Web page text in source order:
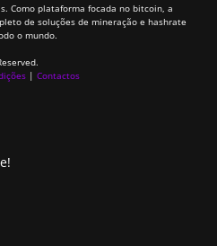
Como plataforma focada no bitcoin, a
de soluções de mineração e hashrate
o mundo.
| Contactos